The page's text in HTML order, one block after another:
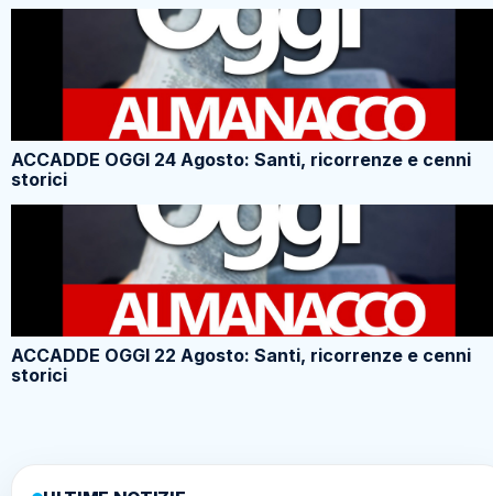
ACCADDE OGGI 24 Agosto: Santi, ricorrenze e cenni
storici
ACCADDE OGGI 22 Agosto: Santi, ricorrenze e cenni
storici